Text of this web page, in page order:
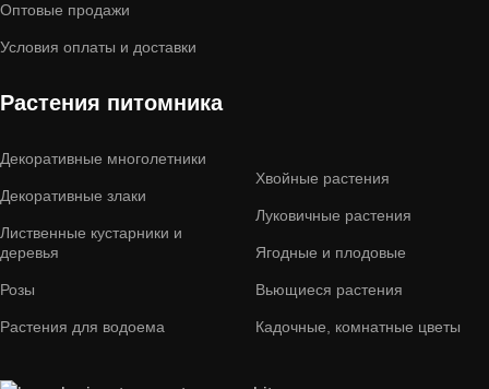
Оптовые продажи
Условия оплаты и доставки
Растения питомника
Декоративные многолетники
Декоративные злаки
Лиственные кустарники и
деревья
Розы
Растения для водоема
Хвойные растения
Луковичные растения
Ягодные и плодовые
Вьющиеся растения
Кадочные, комнатные цветы